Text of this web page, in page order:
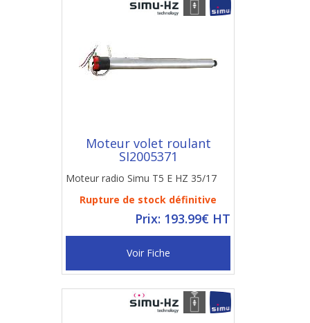
Moteur volet roulant
SI2005371
Moteur radio Simu T5 E HZ 35/17
Rupture de stock définitive
Prix: 193.99€ HT
Voir Fiche